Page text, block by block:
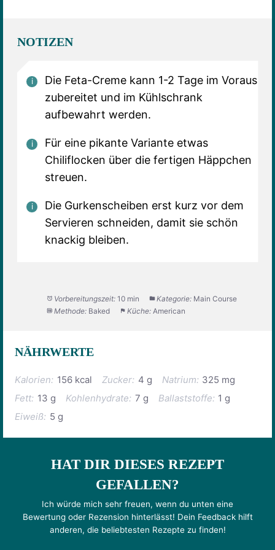
NOTIZEN
Die Feta-Creme kann 1-2 Tage im Voraus
zubereitet und im Kühlschrank
aufbewahrt werden.
Für eine pikante Variante etwas
Chiliflocken über die fertigen Häppchen
streuen.
Die Gurkenscheiben erst kurz vor dem
Servieren schneiden, damit sie schön
knackig bleiben.
Vorbereitungszeit: 10 min Kategorie: Main Course
Methode: Baked Küche: American
NÄHRWERTE
Kalorien: 156 kcal Zucker: 4 g Natrium: 325 mg
Fett: 13 g Kohlenhydrate: 7 g Ballaststoffe: 1 g
Eiweiß: 5 g
HAT DIR DIESES REZEPT
GEFALLEN?
Ich würde mich sehr freuen, wenn du unten eine
Bewertung oder Rezension hinterlässt! Dein Feedback hilft
anderen, die beliebtesten Rezepte zu finden!